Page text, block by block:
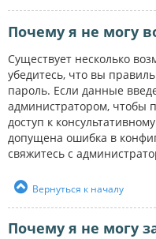
Почему я не могу
Существует несколько
убедитесь, что вы
пароль. Если данные
администратором, чтобы
доступ к
допущена ошибка в
свяжитесь с
Вернуться к началу
Почему я не могу